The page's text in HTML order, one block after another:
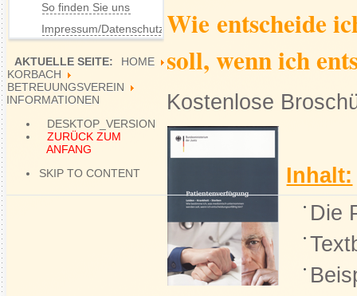
Wie entscheide
soll, wenn ich
Kostenlose
Inhalt:
Die
So finden Sie uns
Impressum/Datenschutz
AKTUELLE SEITE:
HOME
KORBACH
BETREUUNGSVEREIN
INFORMATIONEN
DESKTOP_VERSION
ZURÜCK ZUM
ANFANG
SKIP TO CONTENT